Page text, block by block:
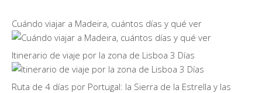
Cuándo viajar a Madeira, cuántos días y qué ver
Itinerario de viaje por la zona de Lisboa 3 Días
Ruta de 4 días por Portugal: la Sierra de la Estrella y las